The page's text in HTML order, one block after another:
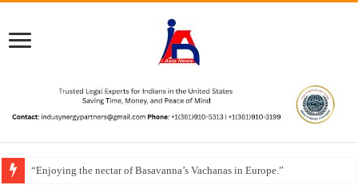
“Enjoying the nectar of Basavanna’s Vachanas in Europe.”